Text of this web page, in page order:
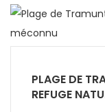
PLAGE DE
REFUGE